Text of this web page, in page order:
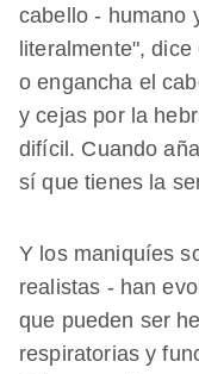
cabello - humano
literalmente",
o engancha el
y cejas por la
difícil. Cuando
sí que tienes la
Y los maniquíes
realistas - han
que pueden ser
respiratorias y